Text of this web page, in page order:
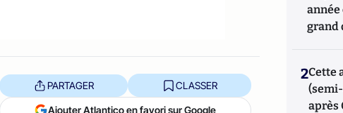
PARTAGER CLASSER
Ajouter Atlantico en favori sur Google
année
grand
2Cette
après